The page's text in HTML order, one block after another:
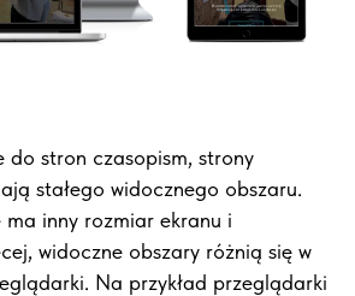
do stron czasopism, strony
stałego widocznego obszaru.
ma inny rozmiar ekranu i
widoczne obszary różnią się w
Na przykład przeglądarki